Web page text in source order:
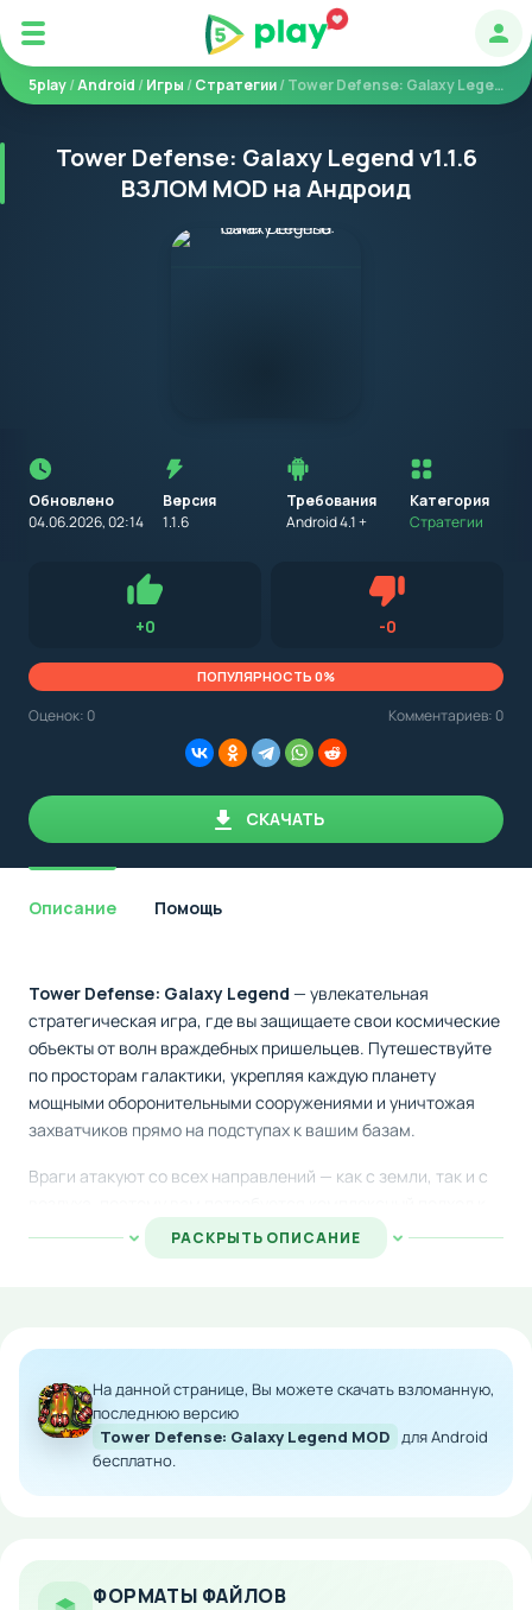
5play/Android /Игры /Стратегии/ Tower Defense: Galaxy Legend
Tower Defense: Galaxy Legend v1.1.6
ВЗЛОМ MOD на Андроид
Обновлено
04.06.2026, 02:14
Версия
1.1.6
Требования
Android 4.1 +
установкой
приложения
на
устройство
с
указываем
минимальные
необходимые
Категория
Стратегии
обращать внимание на установленную версию Android
OS. Мы указываем минимально необходимую версию для
+0Нравится -0Не нравится
ПОПУЛЯРНОСТЬ 0%
Оценок: 0 Комментариев: 0
СКАЧАТЬ
Описание Помощь
Tower Defense: Galaxy Legend — увлекательная
стратегическая игра, где вы защищаете свои космические
объекты от волн враждебных пришельцев. Путешествуйте
по просторам галактики, укрепляя каждую планету
мощными оборонительными сооружениями и уничтожая
захватчиков прямо на подступах к вашим базам.
Враги атакуют со всех направлений — как с земли, так и с
защите. Расставляйте башни стратегически, используя
разнообразный арсенал: скоростные пулеметные
Особенности мода:
Расширенный набор башен с улучшенными
РАСКРЫТЬ ОПИСАНИЕ
На данной странице, Вы можете скачать взломанную,
последнюю версию
Tower Defense: Galaxy Legend MOD для Android
бесплатно.
ФОРМАТЫ ФАЙЛОВ